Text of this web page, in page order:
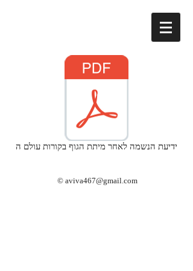
ידיעת הנשמה לאחר מיתת הגוף בקורות עולם ה
© aviva467@gmail.com